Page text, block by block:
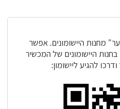
מחנות היישומונים. אפשר
היישומונים של המכשיר
להגיע ליישומון: